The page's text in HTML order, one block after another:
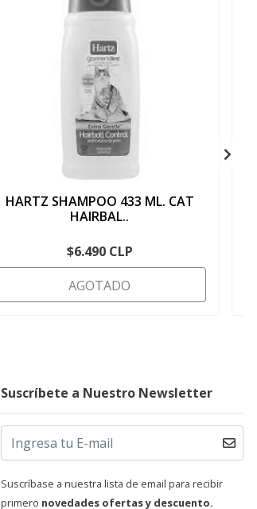
HARTZ SHAMPOO 433 ML. CAT
HAIRBAL..
$6.490 CLP
AGOTADO
Suscríbete a Nuestro Newsletter
Suscríbase a nuestra lista de email para recibir
primero novedades ofertas y descuento.